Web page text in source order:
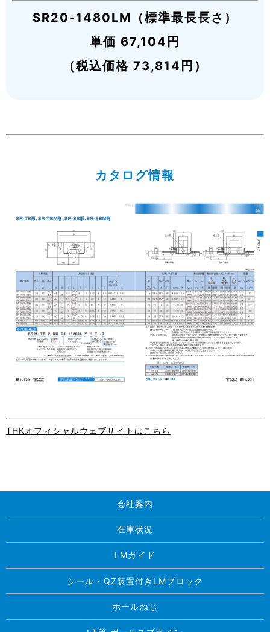
SR20-1480LM（標準最長長さ）
単価 67,104円
（税込価格 73,814円）
カタログ情報
THKオフィシャルウェブサイトはこちら
会社案内
在庫状況
LMガイド
シール・QZ装置付きLMブロック
ボールねじ